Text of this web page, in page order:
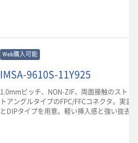
Web購入可能
IMSA-9610S-11Y925
1.0mmピッチ、NON-ZIF、両面接触のストレ
トアングルタイプのFPC/FFCコネクタ。実装
とDIPタイプを用意。軽い挿入感と強い抜去